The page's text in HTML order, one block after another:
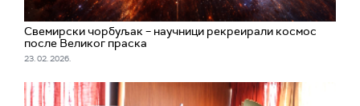
Свемирски чорбуљак – научници рекреирали космос
после Великог праска
23. 02. 2026.